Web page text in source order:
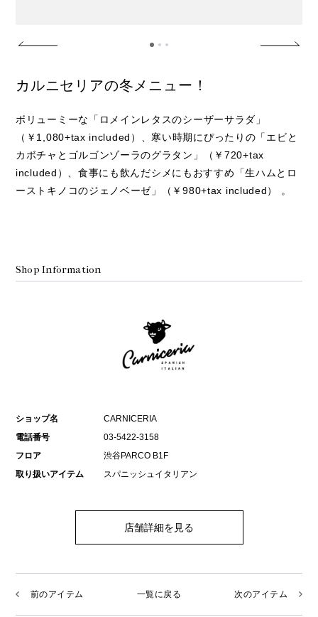
カルニセリアの冬メニュー！
ボリューミーな「ロメインレタスのシーザーサラダ」
（￥1,080+tax included）、寒い時期にぴったりの「エビと
カボチャとゴルゴンゾーラのグラタン」（￥720+tax
included）、食事にも飲んだシメにもおすすめ「生ハムとロ
ーストキノコのジェノベーゼ」（￥980+tax included） 。
Shop Information
ショップ名
CARNICERIA
電話番号
03-5422-3158
フロア
渋谷PARCO B1F
取り扱いアイテム
スパニッシュイタリアン
店舗詳細を見る
前のアイテム 一覧に戻る 次のアイテム